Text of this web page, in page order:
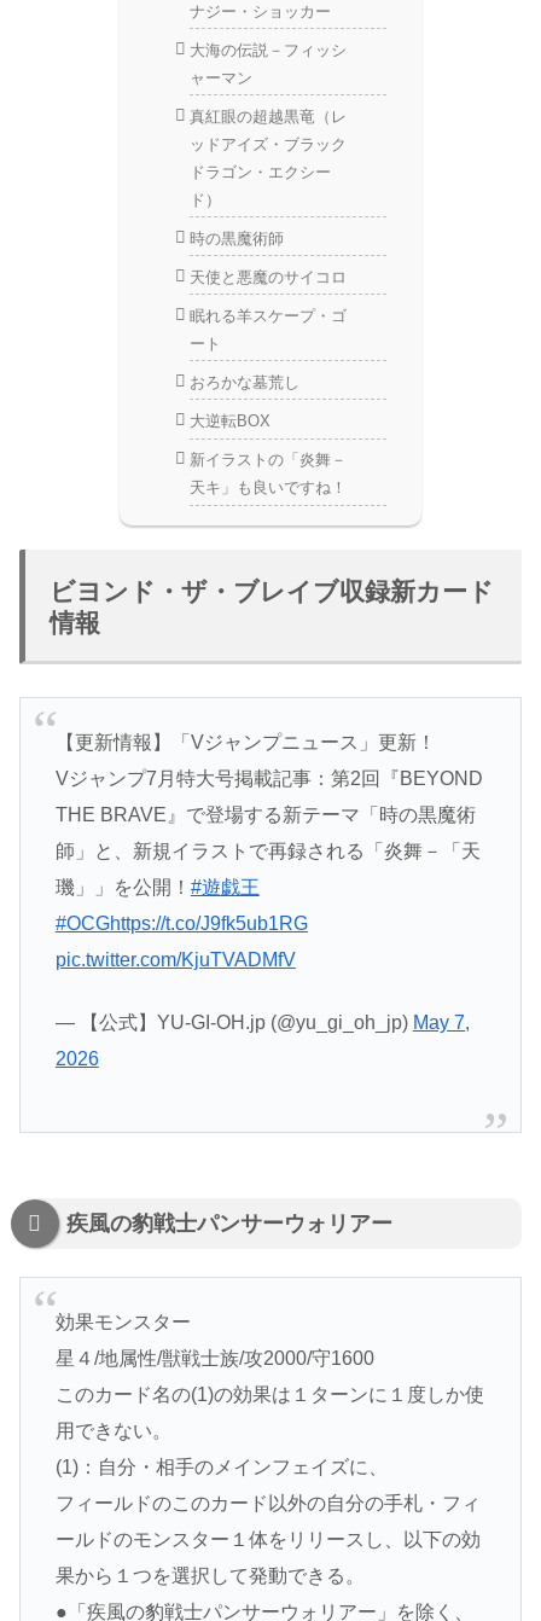
ナジー・ショッカー
大海の伝説－フィッシ
ャーマン
真紅眼の超越黒竜（レ
ッドアイズ・ブラック
ドラゴン・エクシー
ド）
時の黒魔術師
天使と悪魔のサイコロ
眠れる羊スケープ・ゴ
ート
おろかな墓荒し
大逆転BOX
新イラストの「炎舞－
天キ」も良いですね！
ビヨンド・ザ・ブレイブ収録新カード
情報
【更新情報】「Vジャンプニュース」更新！
Vジャンプ7月特大号掲載記事：第2回『BEYOND
THE BRAVE』で登場する新テーマ「時の黒魔術
師」と、新規イラストで再録される「炎舞－「天
璣」」を公開！ #遊戯王
#OCGhttps://t.co/J9fk5ub1RG
pic.twitter.com/KjuTVADMfV
— 【公式】YU-GI-OH.jp (@yu_gi_oh_jp) May 7,
2026
疾風の豹戦士パンサーウォリアー
効果モンスター
星４/地属性/獣戦士族/攻2000/守1600
このカード名の(1)の効果は１ターンに１度しか使
用できない。
(1)：自分・相手のメインフェイズに、
フィールドのこのカード以外の自分の手札・フィ
ールドのモンスター１体をリリースし、以下の効
果から１つを選択して発動できる。
●「疾風の豹戦士パンサーウォリアー」を除く、